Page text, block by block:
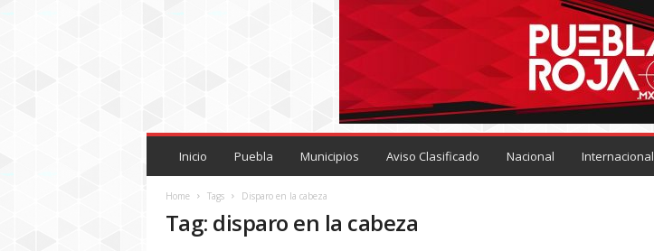
P
Inicio Puebla Municipios Aviso Clasificado Nacional Internacional
Home Tags Disparo en la cabeza
Tag: disparo en la cabeza